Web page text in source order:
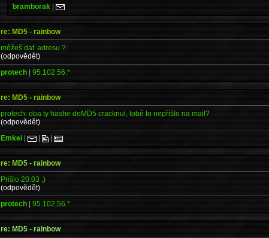
bramborak |
re: MD5 - rainbow
môžeš dať adresu ?
(odpovědět)
protech |95.102.56.*
re: MD5 - rainbow
protech: oba ty hashe deMD5 cracknul, tobě to nepřišlo na mail?
(odpovědět)
Emkei | | |
re: MD5 - rainbow
Prišlo 20:03 ;)
(odpovědět)
protech |95.102.56.*
re: MD5 - rainbow